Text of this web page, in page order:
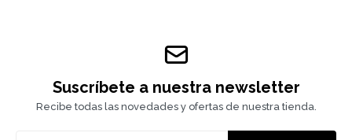
Suscríbete a nuestra newsletter
Recibe todas las novedades y ofertas de nuestra tienda.